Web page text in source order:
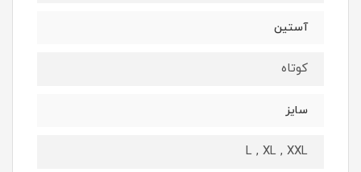
آستین
کوتاه
سایز
L , XL , XXL